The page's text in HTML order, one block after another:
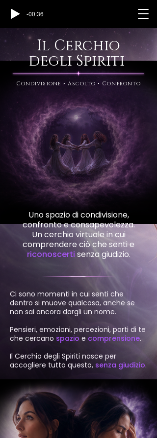
-00:36
Condivisione • Ascolto • Confronto
Il Cerchio
degli Spiriti
Uno spazio di condivisione,
confronto e consapevolezza.
Un cerchio virtuale in cui
comprendere ciò che senti e
riconoscerti senza giudizio.
Ci sono momenti in cui senti che
dentro si muove qualcosa, anche se
non sai ancora dargli un nome.
Pensieri, emozioni, percezioni, parti di te
che cercano spazio e comprensione.
Il Cerchio degli Spiriti nasce per
accogliere tutto questo, senza giudizio.